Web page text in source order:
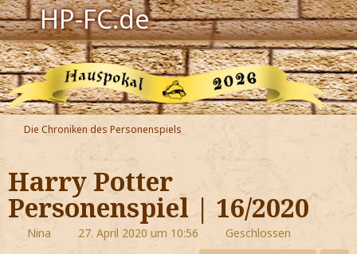
HP-FC.de
Navigation
Harry Potter
Der HP-FC
Hogwarts
Zauberwelt
Willkommen
Die Chroniken des Personenspiels
Harry Potter
Personenspiel | 16/2020
Nina 27. April 2020 um 10:56 Geschlossen